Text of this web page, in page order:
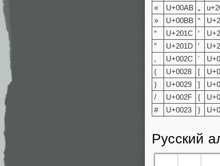
«
U+00AB „
»
U+00BB “
“
U+201C ‘
”
U+201D ’
,
U+002C ʼ
(
U+0028 [
)
U+0029 ]
/
U+002F {
#
U+0023 }
Русский